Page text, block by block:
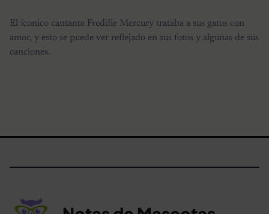
El íconico cantante Freddie Mercury trataba a sus gatos con
amor, y esto se puede ver reflejado en sus fotos y algunas de sus
canciones.